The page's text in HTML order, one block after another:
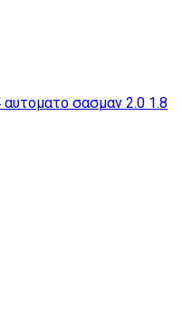
σασμαν 2.0 1.8